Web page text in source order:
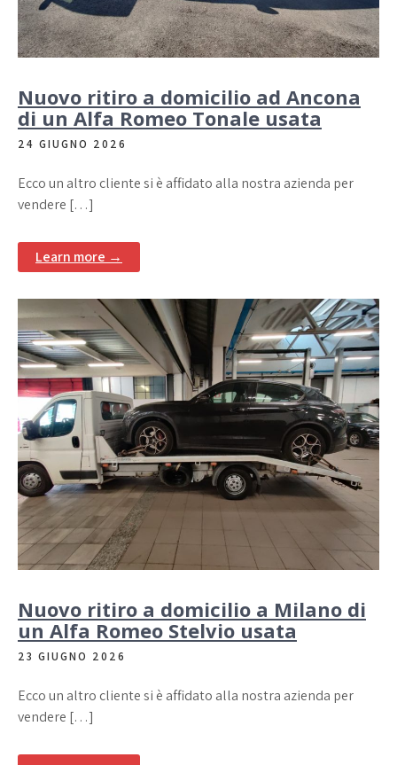
Nuovo ritiro a domicilio ad Ancona
di un Alfa Romeo Tonale usata
24 GIUGNO 2026
Ecco un altro cliente si è affidato alla nostra azienda per
vendere […]
Learn more →
Nuovo ritiro a domicilio a Milano di
un Alfa Romeo Stelvio usata
23 GIUGNO 2026
Ecco un altro cliente si è affidato alla nostra azienda per
vendere […]